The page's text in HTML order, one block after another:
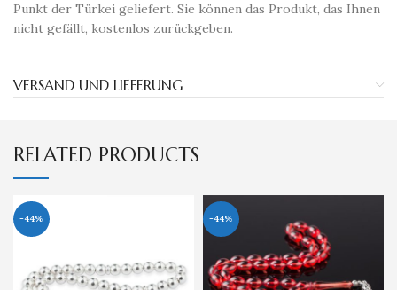
Punkt der Türkei geliefert. Sie können das Produkt, das Ihnen
nicht gefällt, kostenlos zurückgeben.
VERSAND UND LIEFERUNG
RELATED PRODUCTS
-44% -44%